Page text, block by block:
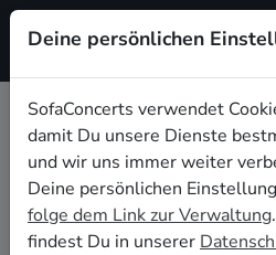
Zur
Deine persönlichen
SofaConcerts verwendet
damit Du unsere Dienste
und wir uns immer weiter
Deine persönlichen
folge dem Link zur Verwaltung
findest Du in unserer